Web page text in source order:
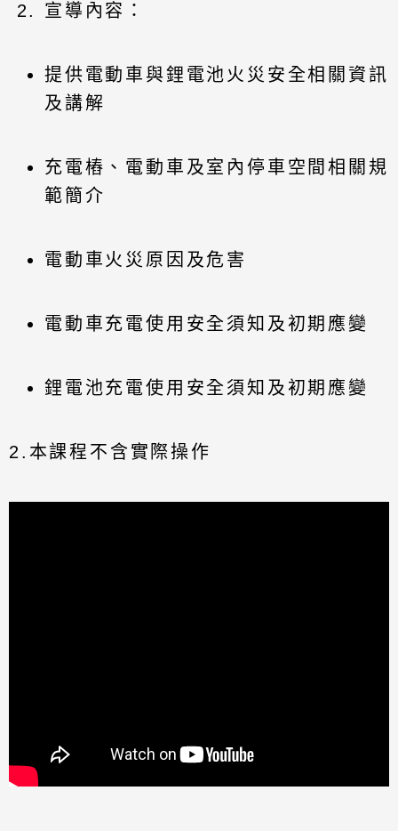
宣導內容：
提供電動車與鋰電池火災安全相關資訊
及講解
充電樁、電動車及室內停車空間相關規
範簡介
電動車火災原因及危害
電動車充電使用安全須知及初期應變
鋰電池充電使用安全須知及初期應變
2.本課程不含實際操作